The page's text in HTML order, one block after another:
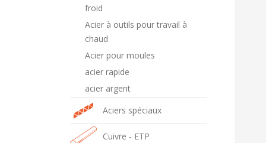
froid
Acier à outils pour travail à
chaud
Acier pour moules
acier rapide
acier argent
Aciers spéciaux
Cuivre - ETP